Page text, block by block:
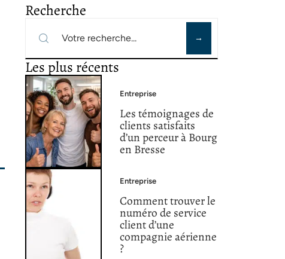
Recherche
Les plus récents
Entreprise
Les témoignages de
clients satisfaits
d’un perceur à Bourg
en Bresse
Entreprise
Comment trouver le
numéro de service
client d’une
compagnie aérienne
?